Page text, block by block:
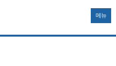
메뉴